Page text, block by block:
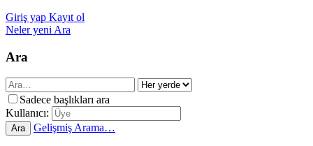
Giriş yap Kayıt ol
Neler yeni Ara
Ara
Sadece başlıkları ara
Kullanıcı:
Ara Gelişmiş Arama…